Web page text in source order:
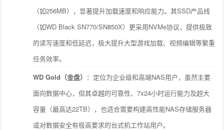
（如256MB），显著提升加载速度和响应能力。其SSD产品线
（如WD Black SN770/SN850X）更采用NVMe协议，提供极致
的读写速度和低延迟，极大提升大型游戏加载、视频编辑等繁重
任务效率。
WD Gold（金盘） ：定位为企业级和高端NAS用户，虽然主要
面向数据中心，但其卓越的可靠性、7x24小时运行能力及超大
容量（最高达22TB），也适合需要构建高性能NAS存储服务器
或对数据安全有极高要求的台式机工作站用户。